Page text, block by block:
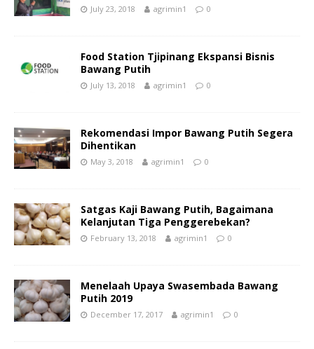
July 23, 2018 agrimin1 0
Food Station Tjipinang Ekspansi Bisnis
Bawang Putih
July 13, 2018 agrimin1 0
Rekomendasi Impor Bawang Putih Segera
Dihentikan
May 3, 2018 agrimin1 0
Satgas Kaji Bawang Putih, Bagaimana
Kelanjutan Tiga Penggerebekan?
February 13, 2018 agrimin1 0
Menelaah Upaya Swasembada Bawang
Putih 2019
December 17, 2017 agrimin1 0